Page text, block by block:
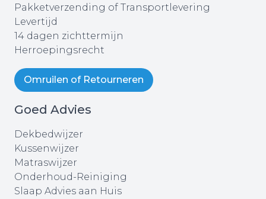
Pakketverzending of Transportlevering
Levertijd
14 dagen zichttermijn
Herroepingsrecht
Omruilen of Retourneren
Goed Advies
Dekbedwijzer
Kussenwijzer
Matraswijzer
Onderhoud-Reiniging
Slaap Advies aan Huis